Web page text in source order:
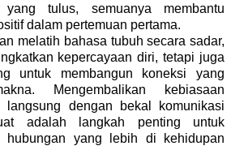
tulus, semuanya membantu
dalam pertemuan pertama.
melatih bahasa tubuh secara sadar,
kepercayaan diri, tetapi juga
untuk membangun koneksi yang
Mengembalikan kebiasaan
langsung dengan bekal komunikasi
adalah langkah penting untuk
hubungan yang lebih di kehidupan